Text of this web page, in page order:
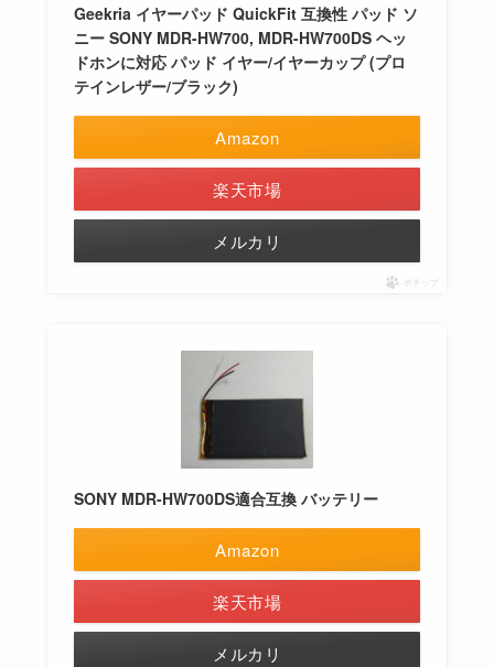
Geekria イヤーパッド QuickFit 互換性 パッド ソ
ニー SONY MDR-HW700, MDR-HW700DS ヘッ
ドホンに対応 パッド イヤー/イヤーカップ (プロ
テインレザー/ブラック)
Amazon
楽天市場
メルカリ
ポチップ
SONY MDR-HW700DS適合互換 バッテリー
Amazon
楽天市場
メルカリ